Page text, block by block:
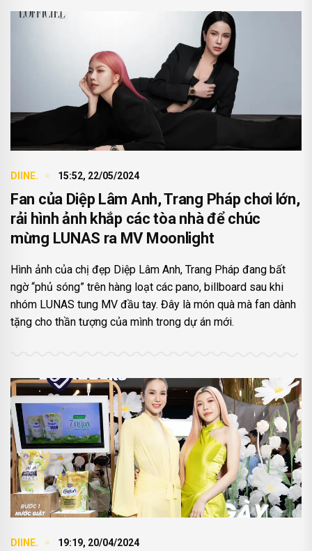
DIINE. 15:52, 22/05/2024
Fan của Diệp Lâm Anh, Trang Pháp chơi lớn,
rải hình ảnh khắp các tòa nhà để chúc
mừng LUNAS ra MV Moonlight
Hình ảnh của chị đẹp Diệp Lâm Anh, Trang Pháp đang bất
ngờ “phủ sóng” trên hàng loạt các pano, billboard sau khi
nhóm LUNAS tung MV đầu tay. Đây là món quà mà fan dành
tặng cho thần tượng của mình trong dự án mới.
DIINE. 19:19, 20/04/2024